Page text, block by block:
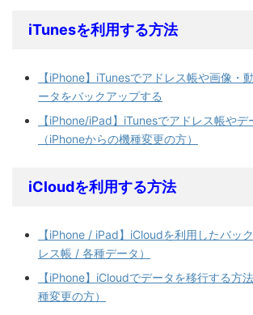
iTunesを利用する方法
【iPhone】iTunesでアドレス帳や画像・
ータをバックアップする
【iPhone/iPad】iTunesでアドレス帳やデ
（iPhoneからの機種変更の方）
iCloudを利用する方法
【iPhone / iPad】iCloudを利用したバッ
レス帳 / 各種データ）
【iPhone】iCloudでデータを移行する方
種変更の方）